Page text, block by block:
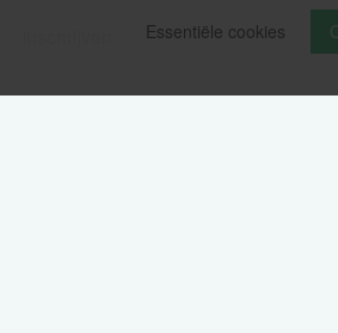
Essentiële cookies